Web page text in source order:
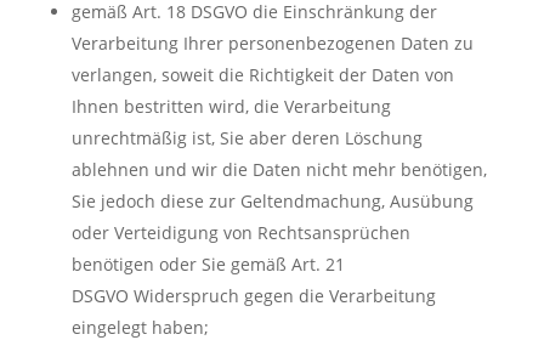
gemäß Art. 18 DSGVO die Einschränkung der
Verarbeitung Ihrer personenbezogenen Daten zu
verlangen, soweit die Richtigkeit der Daten von
Ihnen bestritten wird, die Verarbeitung
unrechtmäßig ist, Sie aber deren Löschung
ablehnen und wir die Daten nicht mehr benötigen,
Sie jedoch diese zur Geltendmachung, Ausübung
oder Verteidigung von Rechtsansprüchen
benötigen oder Sie gemäß Art. 21
DSGVO Widerspruch gegen die Verarbeitung
eingelegt haben;